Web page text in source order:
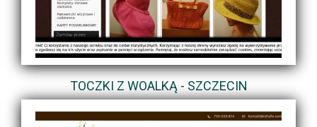
TOCZKI Z WOALKĄ - SZCZECIN